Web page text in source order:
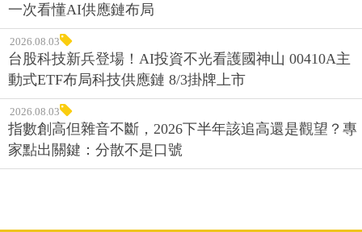
一次看懂AI供應鏈布局
2026.08.03
台股科技新兵登場！AI投資不光看護國神山 00410A主
動式ETF布局科技供應鏈 8/3掛牌上市
2026.08.03
指數創高但雜音不斷，2026下半年該追高還是觀望？專
家點出關鍵：分散不是口號